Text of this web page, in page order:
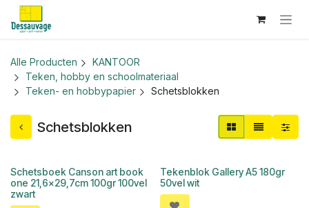
Overslaan naar inhoud
Alle Producten
KANTOOR
Teken, hobby en schoolmateriaal
Teken- en hobbypapier
Schetsblokken
Schetsblokken
Schetsboek Canson art book
one 21,6x29,7cm 100gr 100vel
zwart
Tekenblok Gallery A5 180gr
50vel wit